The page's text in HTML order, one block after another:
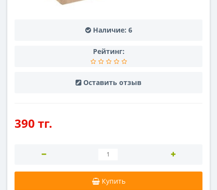
Наличие: 6
Рейтинг:
Оставить отзыв
390 тг.
Купить